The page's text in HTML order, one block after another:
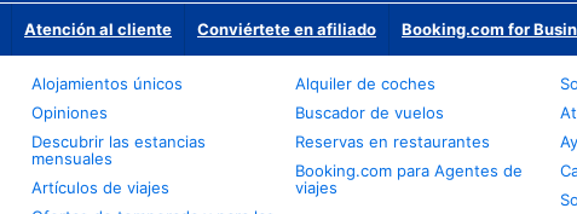
Atención al cliente Conviértete en afiliado Booking.com for
Alojamientos únicos
Opiniones
Descubrir las estancias
mensuales
Artículos de viajes
Alquiler de coches
Buscador de vuelos
Reservas en restaurantes
Booking.com para Agentes de
viajes